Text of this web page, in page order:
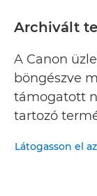
Archivált
A Canon
böngészve
támogatott
tartozó
Látogasson el